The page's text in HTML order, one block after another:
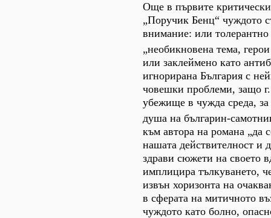
Още в първите
„Поручик Бенц“ чуждото
внимание: или
„необикновена тема,
или заклеймено като
игнорирана България с
човешки проблеми, защо
убежище в чужда среда, за
душа на българин-
към автора на романа „да
нашата действителност и
здрави сюжети на своето
имплицира тълкуването,
извън хоризонта на
в сферата на митичното
чуждото като болно,